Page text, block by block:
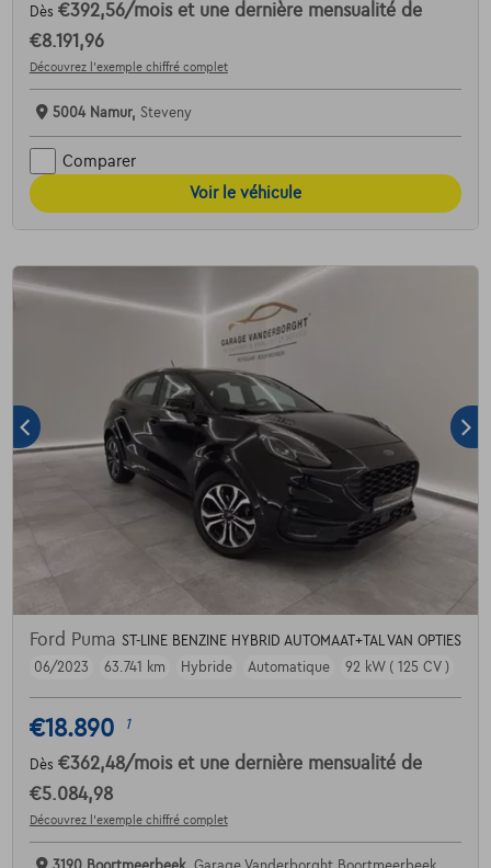
Dès €392,56/mois et une dernière mensualité de
€8.191,96
Découvrez l’exemple chiffré complet
5004 Namur, Steveny
Comparer
Voir le véhicule
Ford Puma ST-LINE BENZINE HYBRID AUTOMAAT+TAL VAN OPTIES
06/2023
63.741 km Hybride Automatique 92 kW ( 125 CV )
€18.890 1
Dès €362,48/mois et une dernière mensualité de
€5.084,98
Découvrez l’exemple chiffré complet